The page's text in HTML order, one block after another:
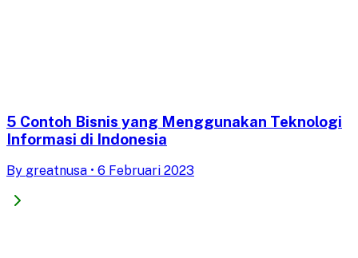
5 Contoh Bisnis yang Menggunakan Teknologi
Informasi di Indonesia
By greatnusa • 6 Februari 2023